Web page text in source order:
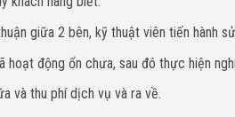
giữa 2 bên, kỹ thuật viên tiến hành
hoạt động ổn chưa, sau đó thực hiện
và thu phí dịch vụ và ra về.